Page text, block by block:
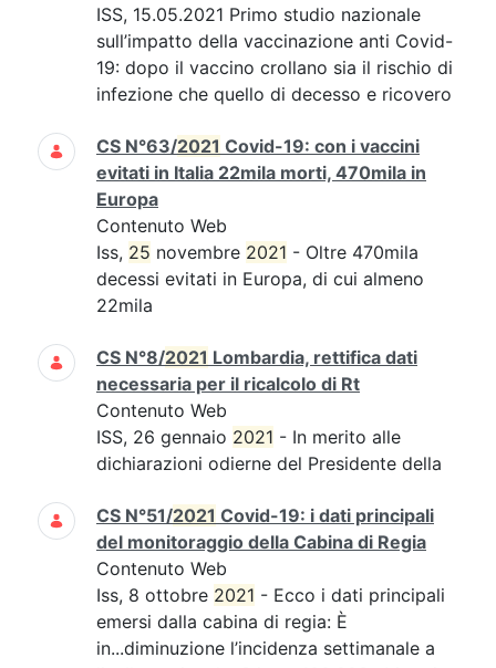
ISS, 15.05.2021 Primo studio nazionale
sull’impatto della vaccinazione anti Covid-
19: dopo il vaccino crollano sia il rischio di
infezione che quello di decesso e ricovero
CS N°63/2021 Covid-19: con i vaccini
evitati in Italia 22mila morti, 470mila in
Europa
Contenuto Web
Iss, 25 novembre 2021 - Oltre 470mila
decessi evitati in Europa, di cui almeno
22mila
CS N°8/2021 Lombardia, rettifica dati
necessaria per il ricalcolo di Rt
Contenuto Web
ISS, 26 gennaio 2021 - In merito alle
dichiarazioni odierne del Presidente della
CS N°51/2021 Covid-19: i dati principali
del monitoraggio della Cabina di Regia
Contenuto Web
Iss, 8 ottobre 2021 - Ecco i dati principali
emersi dalla cabina di regia: È
in...diminuzione l’incidenza settimanale a